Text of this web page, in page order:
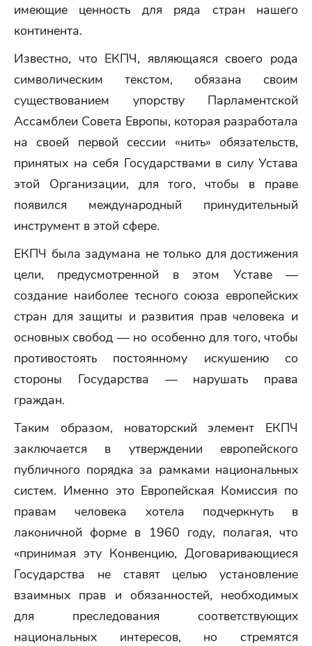
имеющие ценность для ряда стран нашего
континента.
Известно, что ЕКПЧ, являющаяся своего рода
символическим текстом, обязана своим
существованием упорству Парламентской
Ассамблеи Совета Европы, которая разработала
на своей первой сессии «нить» обязательств,
принятых на себя Государствами в силу Устава
этой Организации, для того, чтобы в праве
появился международный принудительный
инструмент в этой сфере.
ЕКПЧ была задумана не только для достижения
цели, предусмотренной в этом Уставе —
создание наиболее тесного союза европейских
стран для защиты и развития прав человека и
основных свобод — но особенно для того, чтобы
противостоять постоянному искушению со
стороны Государства — нарушать права
граждан.
Таким образом, новаторский элемент ЕКПЧ
заключается в утверждении европейского
публичного порядка за рамками национальных
систем. Именно это Европейская Комиссия по
правам человека хотела подчеркнуть в
лаконичной форме в 1960 году, полагая, что
«принимая эту Конвенцию, Договаривающиеся
Государства не ставят целью установление
взаимных прав и обязанностей, необходимых
для преследования соответствующих
национальных интересов, но стремятся